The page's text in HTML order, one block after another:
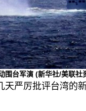
围台军演 (新华社/美联社
天严厉批评台湾的